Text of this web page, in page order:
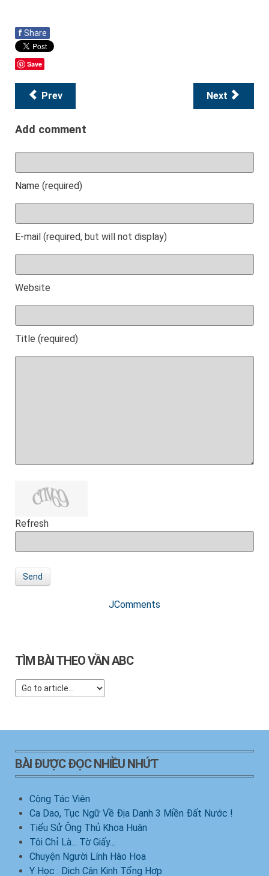
f Share
Save
Prev Next
Add comment
Name (required)
E-mail (required, but will not display)
Website
Title (required)
Refresh
Send
JComments
TÌM BÀI THEO VẦN ABC
BÀI ĐƯỢC ĐỌC NHIỀU NHỨT
Cộng Tác Viên
Ca Dao, Tục Ngữ Về Địa Danh 3 Miền Đất Nước !
Tiểu Sử Ông Thủ Khoa Huân
Tôi Chỉ Là... Tờ Giấy...
Chuyện Người Lính Hào Hoa
Y Học : Dịch Cân Kinh Tổng Hợp